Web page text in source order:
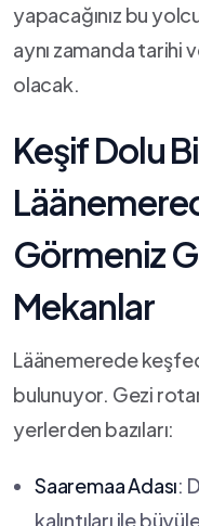
yapacağınız bu
aynı ⁢zamanda tarihi
‍olacak.
Keşif Dolu
Görmeniz
Mekanlar
Läänemerede
bulunuyor. Gezi
yerlerden bazıları:
Saaremaa Adası:
kalıntıları ile